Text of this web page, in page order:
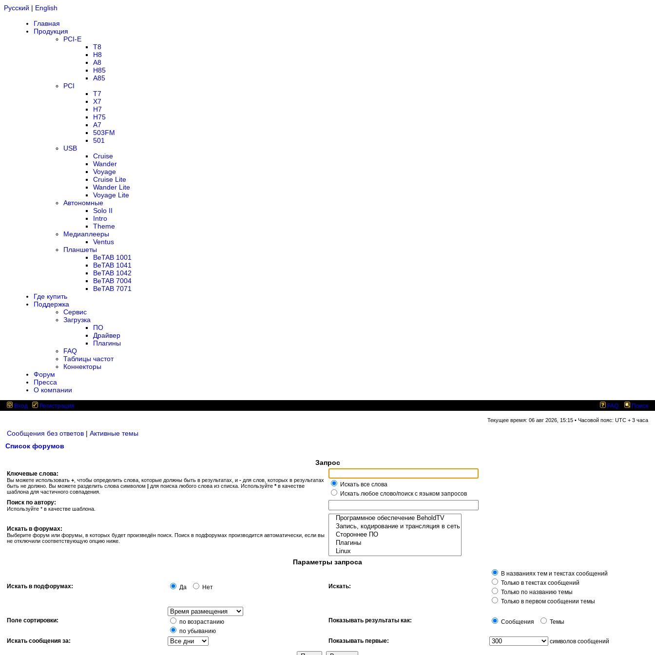
Русский | English
Главная
Продукция
PCI-E
T8
H8
A8
H85
A85
PCI
T7
X7
H7
H75
A7
503FM
501
USB
Cruise
Wander
Voyage
Cruise Lite
Wander Lite
Voyage Lite
Автономные
Solo II
Intro
Theme
Медиаплееры
Ventus
Планшеты
BeTAB 1001
BeTAB 1041
BeTAB 1042
BeTAB 7004
BeTAB 7071
Где купить
Поддержка
Сервис
Загрузка
ПО
Драйвер
Плагины
FAQ
Таблицы частот
Коннекторы
Форум
Пресса
О компании
Вход Регистрация FAQ Поиск
Текущее время: 06 авг 2026, 15:15 • Часовой пояс: UTC + 3 часа
Сообщения без ответов | Активные темы
Список форумов
Запрос
Ключевые слова:
Вы можете использовать + , чтобы определить слова, которые должны быть в результатах, и - для слов, которых в результатах
быть не должно. Вы можете разделить слова символом | для поиска любого слова из списка. Используйте *в качестве
шаблона для частичного совпадения.
Искать все слова
Искать любое слово/поиск с языком запросов
Поиск по автору:
Используйте * в качестве шаблона.
Искать в форумах:
Выберите форум или форумы, в которых будет произведён поиск. Поиск в подфорумах производится автоматически, если вы
не отключили соответствующую опцию ниже.
Параметры запроса
Искать в подфорумах: Да Нет Искать:
В названиях тем и текстах сообщений
Только в текстах сообщений
Только по названию темы
Только в первом сообщении темы
Поле сортировки:
по возрастанию
по убыванию
Показывать результаты как: Сообщения Темы
Искать сообщения за: Показывать первые: символов сообщений